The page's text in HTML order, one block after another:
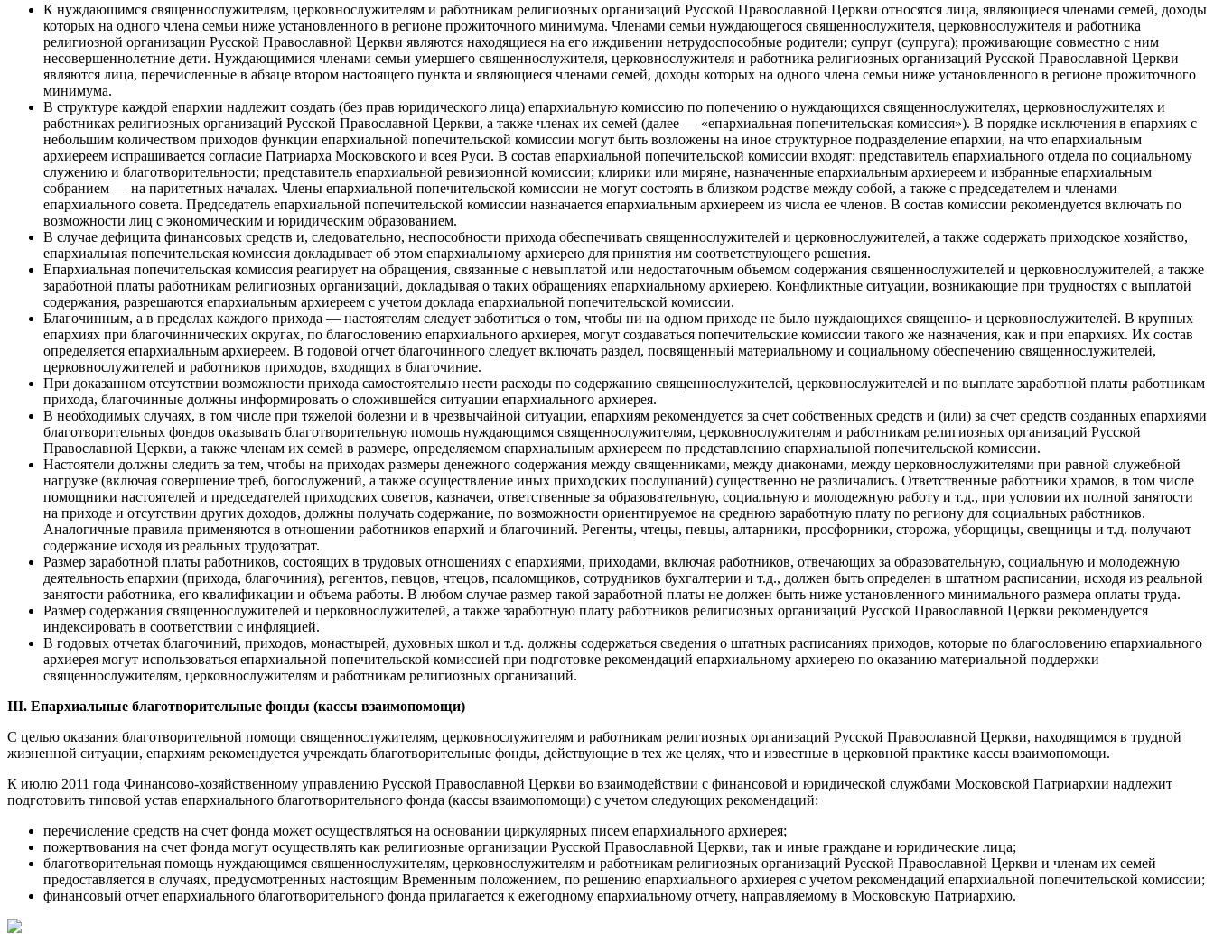
К нуждающимся священнослужителям, церковнослужителям и работникам религиозных организаций Русской Православной Церкви относятся лица, являющиеся членами семей, доходы
которых на одного члена семьи ниже установленного в регионе прожиточного минимума. Членами семьи нуждающегося священнослужителя, церковнослужителя и работника
религиозной организации Русской Православной Церкви являются находящиеся на его иждивении нетрудоспособные родители; супруг (супруга); проживающие совместно с ним
несовершеннолетние дети. Нуждающимися членами семьи умершего священнослужителя, церковнослужителя и работника религиозных организаций Русской Православной Церкви
являются лица, перечисленные в абзаце втором настоящего пункта и являющиеся членами семей, доходы которых на одного члена семьи ниже установленного в регионе прожиточного
минимума.
В структуре каждой епархии надлежит создать (без прав юридического лица) епархиальную комиссию по попечению о нуждающихся священнослужителях, церковнослужителях и
работниках религиозных организаций Русской Православной Церкви, а также членах их семей (далее — «епархиальная попечительская комиссия»). В порядке исключения в епархиях с
небольшим количеством приходов функции епархиальной попечительской комиссии могут быть возложены на иное структурное подразделение епархии, на что епархиальным
архиереем испрашивается согласие Патриарха Московского и всея Руси. В состав епархиальной попечительской комиссии входят: представитель епархиального отдела по социальному
служению и благотворительности; представитель епархиальной ревизионной комиссии; клирики или миряне, назначенные епархиальным архиереем и избранные епархиальным
собранием — на паритетных началах. Члены епархиальной попечительской комиссии не могут состоять в близком родстве между собой, а также с председателем и членами
епархиального совета. Председатель епархиальной попечительской комиссии назначается епархиальным архиереем из числа ее членов. В состав комиссии рекомендуется включать по
возможности лиц с экономическим и юридическим образованием.
В случае дефицита финансовых средств и, следовательно, неспособности прихода обеспечивать священнослужителей и церковнослужителей, а также содержать приходское хозяйство,
епархиальная попечительская комиссия докладывает об этом епархиальному архиерею для принятия им соответствующего решения.
Епархиальная попечительская комиссия реагирует на обращения, связанные с невыплатой или недостаточным объемом содержания священнослужителей и церковнослужителей, а также
заработной платы работникам религиозных организаций, докладывая о таких обращениях епархиальному архиерею. Конфликтные ситуации, возникающие при трудностях с выплатой
содержания, разрешаются епархиальным архиереем с учетом доклада епархиальной попечительской комиссии.
Благочинным, а в пределах каждого прихода — настоятелям следует заботиться о том, чтобы ни на одном приходе не было нуждающихся священно- и церковнослужителей. В крупных
епархиях при благочиннических округах, по благословению епархиального архиерея, могут создаваться попечительские комиссии такого же назначения, как и при епархиях. Их состав
определяется епархиальным архиереем. В годовой отчет благочинного следует включать раздел, посвященный материальному и социальному обеспечению священнослужителей,
церковнослужителей и работников приходов, входящих в благочиние.
При доказанном отсутствии возможности прихода самостоятельно нести расходы по содержанию священнослужителей, церковнослужителей и по выплате заработной платы работникам
прихода, благочинные должны информировать о сложившейся ситуации епархиального архиерея.
В необходимых случаях, в том числе при тяжелой болезни и в чрезвычайной ситуации, епархиям рекомендуется за счет собственных средств и (или) за счет средств созданных епархиями
благотворительных фондов оказывать благотворительную помощь нуждающимся священнослужителям, церковнослужителям и работникам религиозных организаций Русской
Православной Церкви, а также членам их семей в размере, определяемом епархиальным архиереем по представлению епархиальной попечительской комиссии.
Настоятели должны следить за тем, чтобы на приходах размеры денежного содержания между священниками, между диаконами, между церковнослужителями при равной служебной
нагрузке (включая совершение треб, богослужений, а также осуществление иных приходских послушаний) существенно не различались. Ответственные работники храмов, в том числе
помощники настоятелей и председателей приходских советов, казначеи, ответственные за образовательную, социальную и молодежную работу и т.д., при условии их полной занятости
на приходе и отсутствии других доходов, должны получать содержание, по возможности ориентируемое на среднюю заработную плату по региону для социальных работников.
Аналогичные правила применяются в отношении работников епархий и благочиний. Регенты, чтецы, певцы, алтарники, просфорники, сторожа, уборщицы, свещницы и т.д. получают
содержание исходя из реальных трудозатрат.
Размер заработной платы работников, состоящих в трудовых отношениях с епархиями, приходами, включая работников, отвечающих за образовательную, социальную и молодежную
деятельность епархии (прихода, благочиния), регентов, певцов, чтецов, псаломщиков, сотрудников бухгалтерии и т.д., должен быть определен в штатном расписании, исходя из реальной
занятости работника, его квалификации и объема работы. В любом случае размер такой заработной платы не должен быть ниже установленного минимального размера оплаты труда.
Размер содержания священнослужителей и церковнослужителей, а также заработную плату работников религиозных организаций Русской Православной Церкви рекомендуется
индексировать в соответствии с инфляцией.
В годовых отчетах благочиний, приходов, монастырей, духовных школ и т.д. должны содержаться сведения о штатных расписаниях приходов, которые по благословению епархиального
архиерея могут использоваться епархиальной попечительской комиссией при подготовке рекомендаций епархиальному архиерею по оказанию материальной поддержки
священнослужителям, церковнослужителям и работникам религиозных организаций.
III. Епархиальные благотворительные фонды (кассы взаимопомощи)
С целью оказания благотворительной помощи священнослужителям, церковнослужителям и работникам религиозных организаций Русской Православной Церкви, находящимся в трудной
жизненной ситуации, епархиям рекомендуется учреждать благотворительные фонды, действующие в тех же целях, что и известные в церковной практике кассы взаимопомощи.
К июлю 2011 года Финансово-хозяйственному управлению Русской Православной Церкви во взаимодействии с финансовой и юридической службами Московской Патриархии надлежит
подготовить типовой устав епархиального благотворительного фонда (кассы взаимопомощи) с учетом следующих рекомендаций:
перечисление средств на счет фонда может осуществляться на основании циркулярных писем епархиального архиерея;
пожертвования на счет фонда могут осуществлять как религиозные организации Русской Православной Церкви, так и иные граждане и юридические лица;
благотворительная помощь нуждающимся священнослужителям, церковнослужителям и работникам религиозных организаций Русской Православной Церкви и членам их семей
предоставляется в случаях, предусмотренных настоящим Временным положением, по решению епархиального архиерея с учетом рекомендаций епархиальной попечительской комиссии;
финансовый отчет епархиального благотворительного фонда прилагается к ежегодному епархиальному отчету, направляемому в Московскую Патриархию.